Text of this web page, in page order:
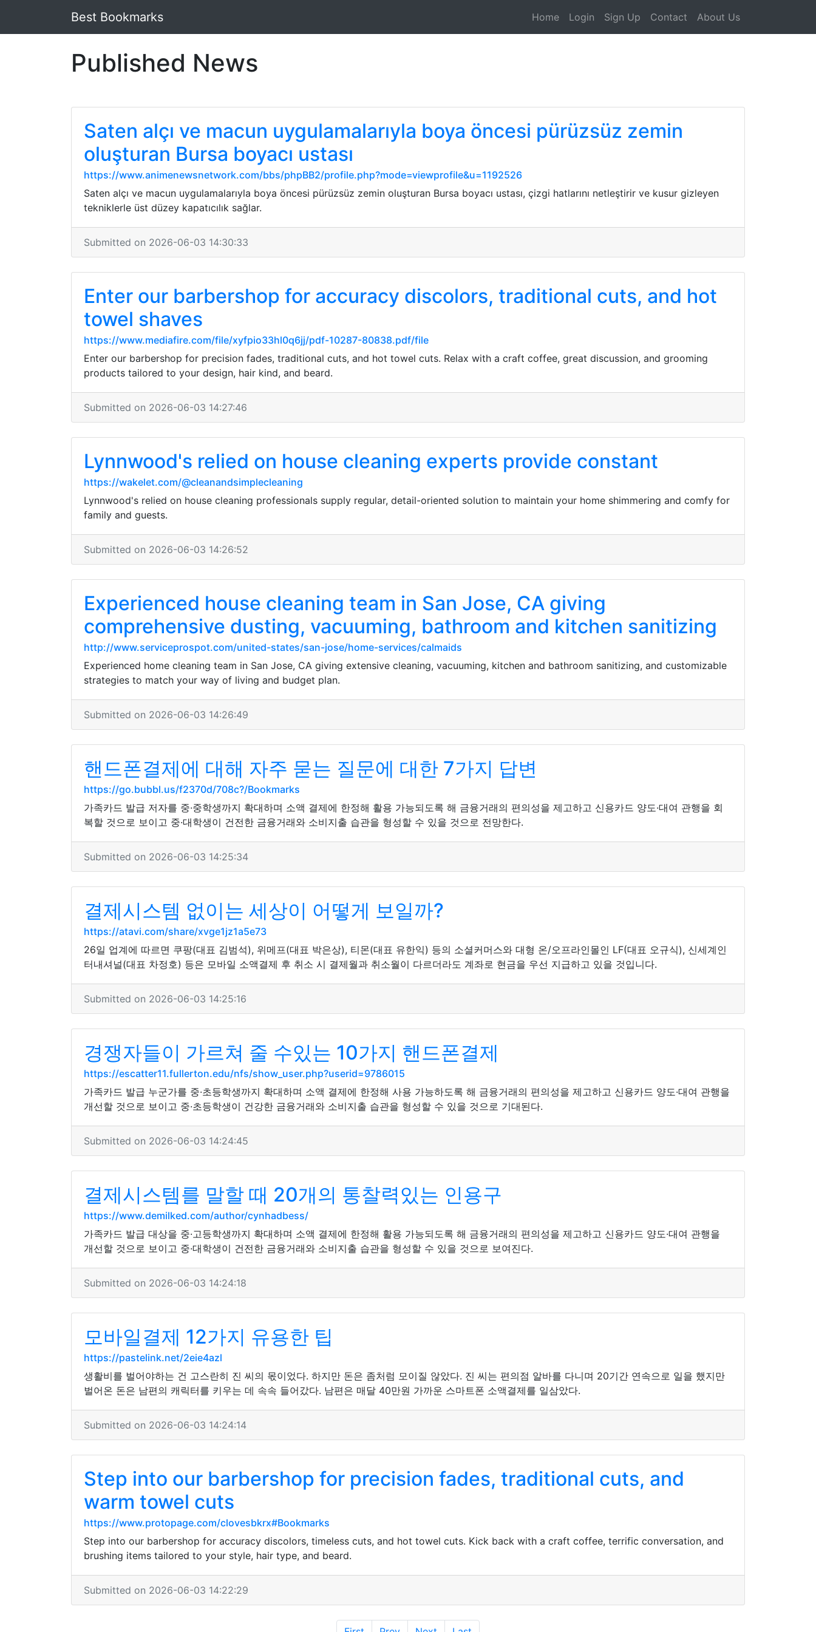
Best Bookmarks Home Login Sign Up Contact About Us
Published News
Saten alçı ve macun uygulamalarıyla boya öncesi pürüzsüz zemin
oluşturan Bursa boyacı ustası
https://www.animenewsnetwork.com/bbs/phpBB2/profile.php?mode=viewprofile&u=1192526
Saten alçı ve macun uygulamalarıyla boya öncesi pürüzsüz zemin oluşturan Bursa boyacı ustası, çizgi hatlarını netleştirir ve kusur gizleyen
tekniklerle üst düzey kapatıcılık sağlar.
Submitted on 2026-06-03 14:30:33
Enter our barbershop for accuracy discolors, traditional cuts, and hot
towel shaves
https://www.mediafire.com/file/xyfpio33hl0q6jj/pdf-10287-80838.pdf/file
Enter our barbershop for precision fades, traditional cuts, and hot towel cuts. Relax with a craft coffee, great discussion, and grooming
products tailored to your design, hair kind, and beard.
Submitted on 2026-06-03 14:27:46
Lynnwood's relied on house cleaning experts provide constant
https://wakelet.com/@cleanandsimplecleaning
Lynnwood's relied on house cleaning professionals supply regular, detail-oriented solution to maintain your home shimmering and comfy for
family and guests.
Submitted on 2026-06-03 14:26:52
Experienced house cleaning team in San Jose, CA giving
comprehensive dusting, vacuuming, bathroom and kitchen sanitizing
http://www.serviceprospot.com/united-states/san-jose/home-services/calmaids
Experienced home cleaning team in San Jose, CA giving extensive cleaning, vacuuming, kitchen and bathroom sanitizing, and customizable
strategies to match your way of living and budget plan.
Submitted on 2026-06-03 14:26:49
핸드폰결제에 대해 자주 묻는 질문에 대한 7가지 답변
https://go.bubbl.us/f2370d/708c?/Bookmarks
가족카드 발급 저자를 중·중학생까지 확대하며 소액 결제에 한정해 활용 가능되도록 해 금융거래의 편의성을 제고하고 신용카드 양도·대여 관행을 회
복할 것으로 보이고 중·대학생이 건전한 금융거래와 소비지출 습관을 형성할 수 있을 것으로 전망한다.
Submitted on 2026-06-03 14:25:34
결제시스템 없이는 세상이 어떻게 보일까?
https://atavi.com/share/xvge1jz1a5e73
26일 업계에 따르면 쿠팡(대표 김범석), 위메프(대표 박은상), 티몬(대표 유한익) 등의 소셜커머스와 대형 온/오프라인몰인 LF(대표 오규식), 신세계인
터내셔널(대표 차정호) 등은 모바일 소액결제 후 취소 시 결제월과 취소월이 다르더라도 계좌로 현금을 우선 지급하고 있을 것입니다.
Submitted on 2026-06-03 14:25:16
경쟁자들이 가르쳐 줄 수있는 10가지 핸드폰결제
https://escatter11.fullerton.edu/nfs/show_user.php?userid=9786015
가족카드 발급 누군가를 중·초등학생까지 확대하며 소액 결제에 한정해 사용 가능하도록 해 금융거래의 편의성을 제고하고 신용카드 양도·대여 관행을
개선할 것으로 보이고 중·초등학생이 건강한 금융거래와 소비지출 습관을 형성할 수 있을 것으로 기대된다.
Submitted on 2026-06-03 14:24:45
결제시스템를 말할 때 20개의 통찰력있는 인용구
https://www.demilked.com/author/cynhadbess/
가족카드 발급 대상을 중·고등학생까지 확대하며 소액 결제에 한정해 활용 가능되도록 해 금융거래의 편의성을 제고하고 신용카드 양도·대여 관행을
개선할 것으로 보이고 중·대학생이 건전한 금융거래와 소비지출 습관을 형성할 수 있을 것으로 보여진다.
Submitted on 2026-06-03 14:24:18
모바일결제 12가지 유용한 팁
https://pastelink.net/2eie4azl
생활비를 벌어야하는 건 고스란히 진 씨의 몫이었다. 하지만 돈은 좀처럼 모이질 않았다. 진 씨는 편의점 알바를 다니며 20기간 연속으로 일을 했지만
벌어온 돈은 남편의 캐릭터를 키우는 데 속속 들어갔다. 남편은 매달 40만원 가까운 스마트폰 소액결제를 일삼았다.
Submitted on 2026-06-03 14:24:14
Step into our barbershop for precision fades, traditional cuts, and
warm towel cuts
https://www.protopage.com/clovesbkrx#Bookmarks
Step into our barbershop for accuracy discolors, timeless cuts, and hot towel cuts. Kick back with a craft coffee, terrific conversation, and
brushing items tailored to your style, hair type, and beard.
Submitted on 2026-06-03 14:22:29